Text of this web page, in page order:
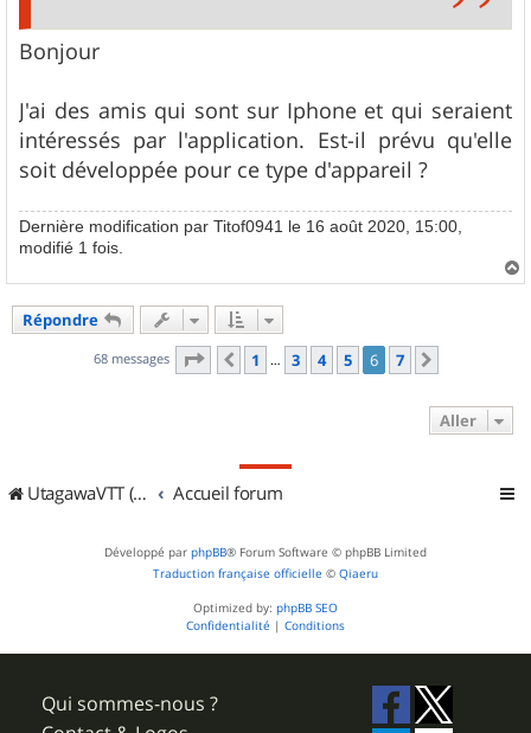
Bonjour
J'ai des amis qui sont sur Iphone et qui seraient
intéressés par l'application. Est-il prévu qu'elle
soit développée pour ce type d'appareil ?
Dernière modification par Titof0941 le 16 août 2020, 15:00,
modifié 1 fois.
a
Répondre
68 messages Page 6sur 7
Précédent
1 … 3 4 5 6 7
Aller
UtagawaVTT (Randos VTT et VTTAE avec traces GPS) Accueil forum
Développé par phpBB® Forum Software © phpBB Limited
Traduction française officielle © Qiaeru
Optimized by: phpBB SEO
Confidentialité | Conditions
Qui sommes-nous ?